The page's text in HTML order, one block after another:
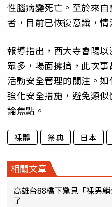
性腦病變死亡。至於來
者，目前已恢復意識，情
報導指出，西大寺會陽
眾多，場面擁擠，此次
活動安全管理的關注。
強化安全措施，避免類
論焦點。
裸體 祭典 日本
相關文章
高雄台88橋下驚見「裸男
了